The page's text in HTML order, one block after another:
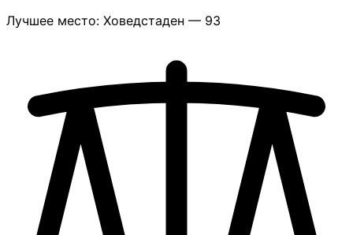
Лучшее место: Ховедстаден — 93